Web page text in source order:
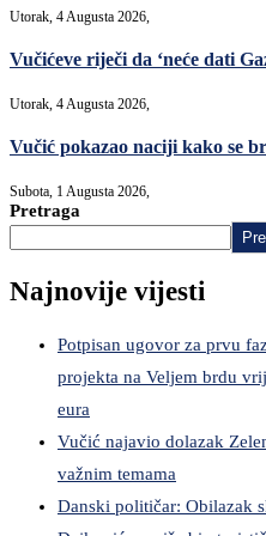
Utorak, 4 Augusta 2026,
Vučićeve riječi da ‘neće dati
Utorak, 4 Augusta 2026,
Vučić pokazao naciji kako se
Subota, 1 Augusta 2026,
Pretraga
Najnovije vijesti
Potpisan ugovor za prvu
projekta na Veljem brdu
eura
Vučić najavio dolazak
važnim temama
Danski političar: Obilazak